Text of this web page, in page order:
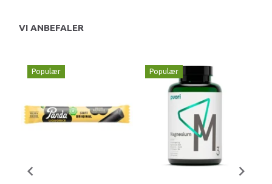
VI ANBEFALER
Populær Populær